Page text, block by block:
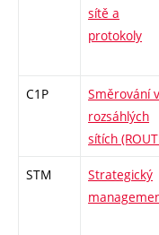
sítě a
protokoly
C1P
Směrování v
rozsáhlých
sítích
STM
Strategický